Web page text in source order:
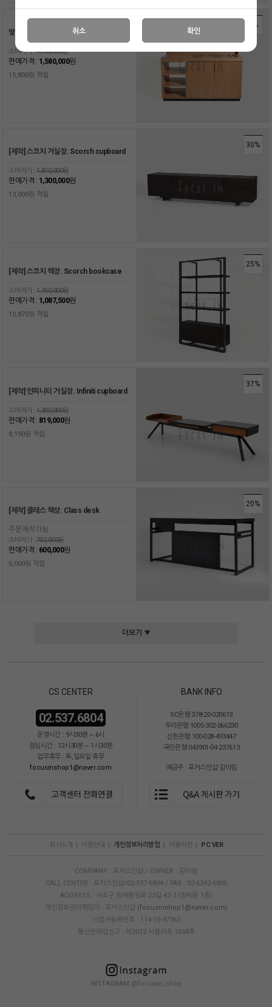
7%
맞춤제작 / 셀프바
소비자가 :1,700,000원
판매가격 : 1,580,000원
15,800원 적립
30%
[제작] 스코치 거실장. Scorch cupboard
소비자가 : 1,870,000원
판매가격 : 1,300,000원
13,000원 적립
25%
[제작] 스코치 책장. Scorch bookcase
소비자가 : 1,450,000원
판매가격 : 1,087,500원
10,870원 적립
37%
[제작] 인피니티 거실장. Infiniti cupboard
소비자가 : 1,300,000원
판매가격 : 819,000원
8,190원 적립
20%
[제작] 클레스 책상. Class desk
주문제작가능
소비자가 : 750,000원
판매가격 : 600,000원
6,000원 적립
더보기 ▼
CS CENTER
02.537.6804
운영시간 : 9시30분 ~ 6시
점심시간 : 12시30분 ~ 1시30분
업무휴무 : 토,일요일 휴무
focusinshop1@naver.com
BANK INFO
SC은행 378-20-020613
우리은행 1005-302-066230
신한은행 100-028-493447
국민은행 043901-04-237613
예금주 : 포커스인샵 김이림
회사소개 이용안내 개인정보처리방침 이용약관 PC VER
COMPANY : 포커스인샵 / OWNER : 김이림
CALL CENTER : 포커스인샵/02-537-6804 / FAX : 02-6242-6805
ADDRESS : 서초구 방배중앙로 23길 42-3 (방배동 1층)
개인정보관리책임자 : 포커스인샵 (focusinshop1@naver.com)
사업자등록번호 : 114-15-37362
통신판매업신고 : 제2012 서울서초 1058호
INSTAGRAM @focusin_shop
취소 확인